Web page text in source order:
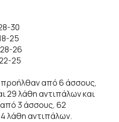
30
25
26
25
από 6 άσσους,
29 λάθη αντιπάλων και
3 άσσους, 62
λάθη αντιπάλων.